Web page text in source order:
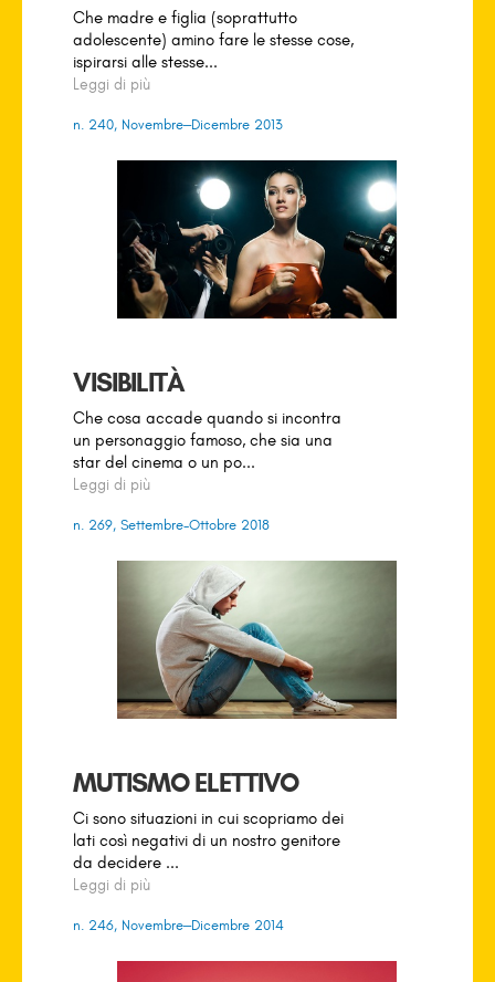
Che madre e figlia (soprattutto
adolescente) amino fare le stesse cose,
ispirarsi alle stesse...
Leggi di più
n. 240, Novembre–Dicembre 2013
VISIBILITÀ
Che cosa accade quando si incontra
un personaggio famoso, che sia una
star del cinema o un po...
Leggi di più
n. 269, Settembre-Ottobre 2018
MUTISMO ELETTIVO
Ci sono situazioni in cui scopriamo dei
lati così negativi di un nostro genitore
da decidere ...
Leggi di più
n. 246, Novembre–Dicembre 2014